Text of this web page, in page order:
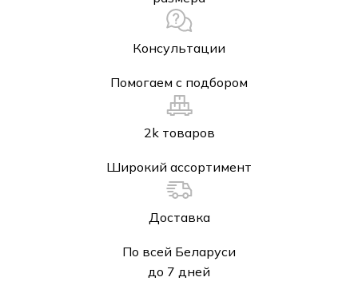
Консультации
Помогаем с подбором
2k товаров
Широкий ассортимент
Доставка
По всей Беларуси
до 7 дней